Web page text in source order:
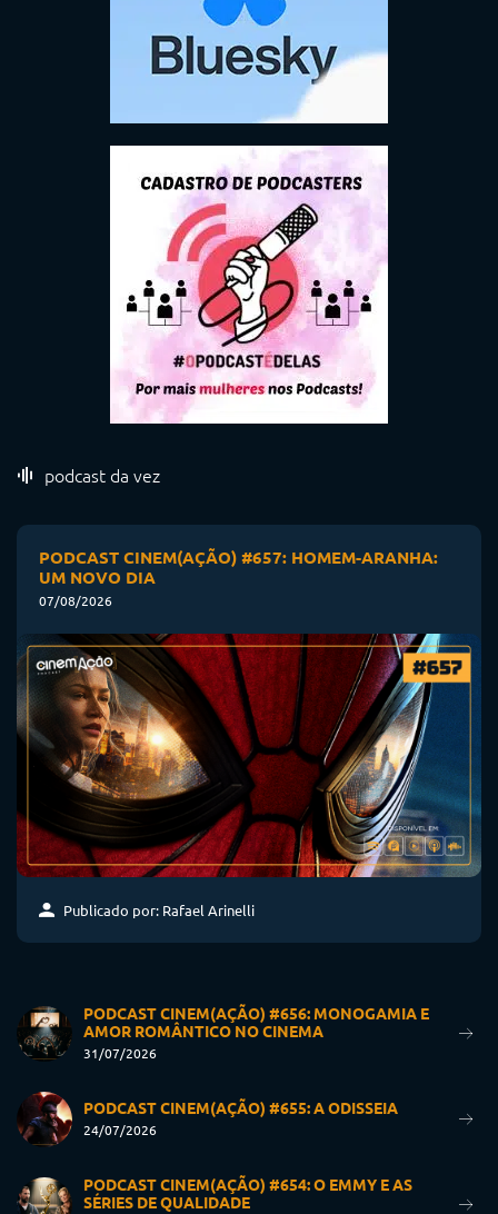
podcast da vez
PODCAST CINEM(AÇÃO) #657: HOMEM-ARANHA:
UM NOVO DIA
07/08/2026
Publicado por: Rafael Arinelli
PODCAST CINEM(AÇÃO) #656: MONOGAMIA E
AMOR ROMÂNTICO NO CINEMA
31/07/2026
PODCAST CINEM(AÇÃO) #655: A ODISSEIA
24/07/2026
PODCAST CINEM(AÇÃO) #654: O EMMY E AS
SÉRIES DE QUALIDADE